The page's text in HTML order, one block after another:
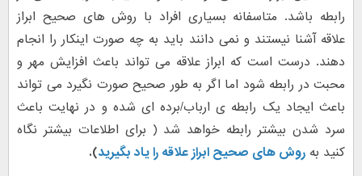
رابطه باشد. متاسفانه بسیاری افراد با روش های صحیح ابراز
علاقه آشنا نیستند و نمی دانند باید به چه صورت اینکار را انجام
دهند. درست است که ابراز علاقه می تواند باعث افزایش مهر و
محبت در رابطه شود اما اگر به طور صحیح صورت نگیرد می تواند
باعث ایجاد یک رابطه ی ارباب/برده ای شده و در نهایت باعث
سرد شدن بیشتر رابطه خواهد شد ( برای اطلاعات بیشتر نگاه
کنید به روش های صحیح ابراز علاقه را یاد بگیرید).